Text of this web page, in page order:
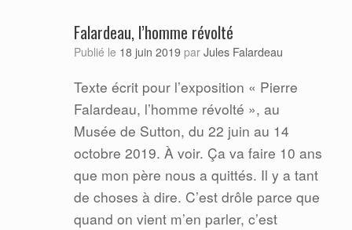
Falardeau, l’homme révolté
Publié le 18 juin 2019 par Jules Falardeau
Texte écrit pour l’exposition « Pierre
Falardeau, l’homme révolté », au
Musée de Sutton, du 22 juin au 14
octobre 2019. À voir. Ça va faire 10 ans
que mon père nous a quittés. Il y a tant
de choses à dire. C’est drôle parce que
quand on vient m’en parler, c’est